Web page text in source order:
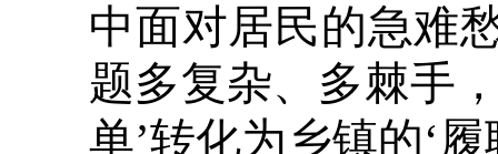
中面对居民的急难
题多复杂、多棘手
单’转化为乡镇的‘